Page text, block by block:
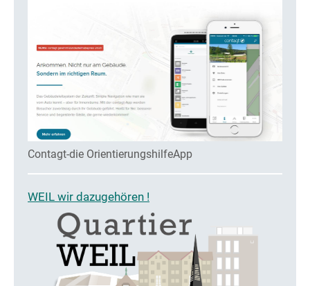
Contagt-die OrientierungshilfeApp
WEIL wir dazugehören !